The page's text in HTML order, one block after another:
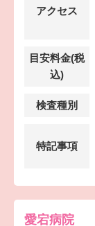
アクセス
目安料金(税
込)
検査種別
特記事項
愛宕病院